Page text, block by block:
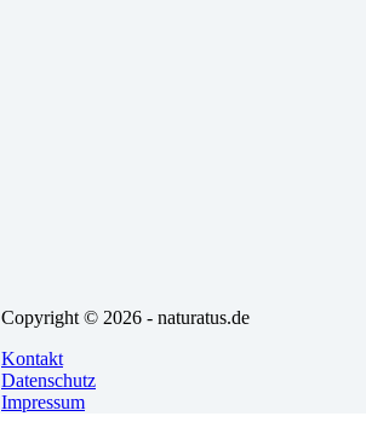
Copyright © 2026 - naturatus.de
Kontakt
Datenschutz
Impressum